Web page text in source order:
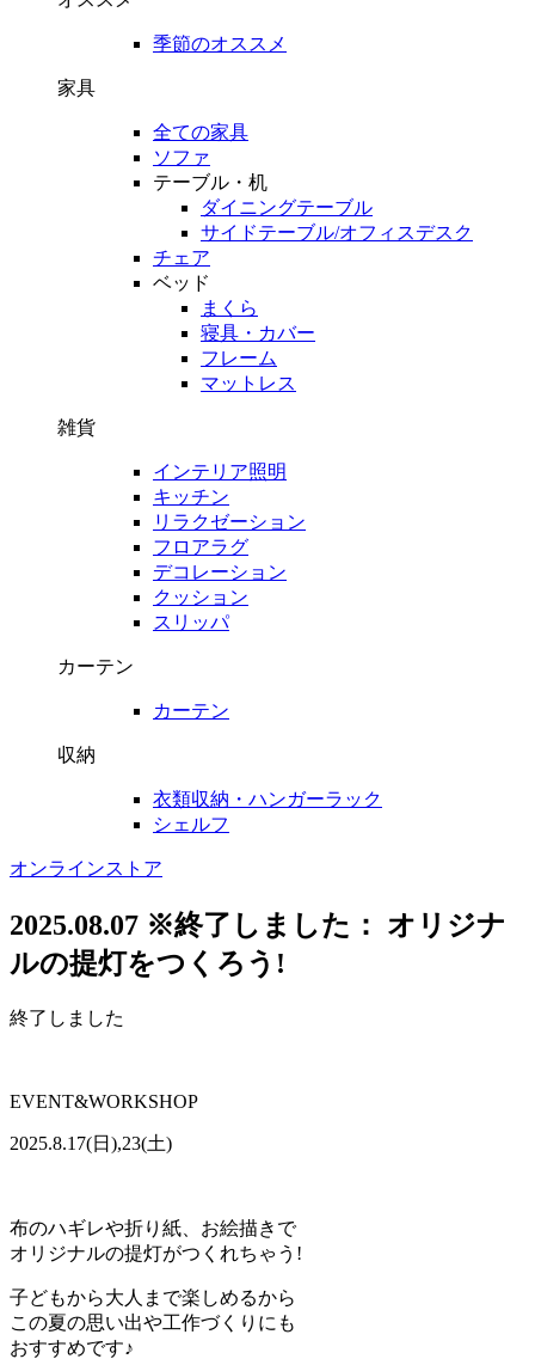
季節のオススメ
家具
全ての家具
ソファ
テーブル・机
ダイニングテーブル
サイドテーブル/オフィスデスク
チェア
ベッド
まくら
寝具・カバー
フレーム
マットレス
雑貨
インテリア照明
キッチン
リラクゼーション
フロアラグ
デコレーション
クッション
スリッパ
カーテン
カーテン
収納
衣類収納・ハンガーラック
シェルフ
オンラインストア
2025.08.07 ※終了しました： オリジナ
ルの提灯をつくろう!
終了しました
EVENT&WORKSHOP
2025.8.17(日),23(土)
布のハギレや折り紙、お絵描きで
オリジナルの提灯がつくれちゃう!
子どもから大人まで楽しめるから
この夏の思い出や工作づくりにも
おすすめです♪